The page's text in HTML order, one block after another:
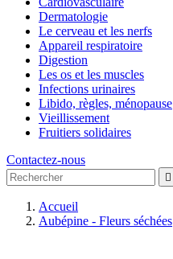
Dermatologie
Le cerveau et les nerfs
Appareil respiratoire
Digestion
Les os et les muscles
Infections urinaires
Libido, règles, ménopause
Vieillissement
Fruitiers solidaires
Contactez-nous

Accueil
Aubépine - Fleurs séchées